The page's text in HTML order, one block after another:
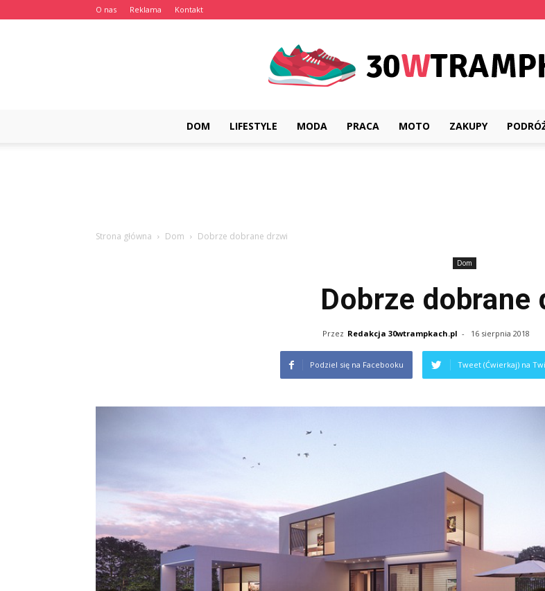
O nas Reklama Kontakt
30wtrampkach.pl
DOM LIFESTYLE MODA PRACA MOTO ZAKUPY
Strona główna Dom Dobrze dobrane drzwi
Dom
Dobrze dobrane
Przez Redakcja 30wtrampkach.pl - 16 sierpnia 2018
Podziel się na Facebooku Tweet (Ćwierkaj) na